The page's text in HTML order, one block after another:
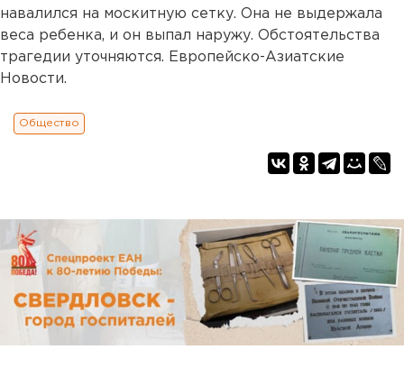
навалился на москитную сетку. Она не выдержала
веса ребенка, и он выпал наружу. Обстоятельства
трагедии уточняются. Европейско-Азиатские
Новости.
Общество